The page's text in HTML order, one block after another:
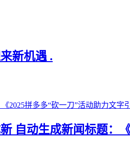
新机遇 .
自动生成新闻标题：